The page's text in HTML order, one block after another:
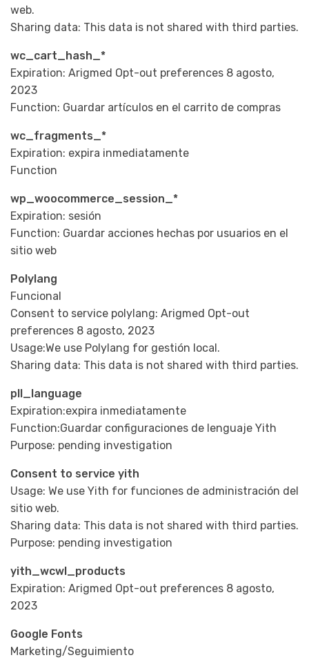
web.
Sharing data: This data is not shared with third parties.
wc_cart_hash_*
Expiration: Arigmed Opt-out preferences 8 agosto,
2023
Function: Guardar artículos en el carrito de compras
wc_fragments_*
Expiration: expira inmediatamente
Function
wp_woocommerce_session_*
Expiration: sesión
Function: Guardar acciones hechas por usuarios en el
sitio web
Polylang
Funcional
Consent to service polylang: Arigmed Opt-out
preferences 8 agosto, 2023
Usage:We use Polylang for gestión local.
Sharing data: This data is not shared with third parties.
pll_language
Expiration:expira inmediatamente
Function:Guardar configuraciones de lenguaje Yith
Purpose: pending investigation
Consent to service yith
Usage: We use Yith for funciones de administración del
sitio web.
Sharing data: This data is not shared with third parties.
Purpose: pending investigation
yith_wcwl_products
Expiration: Arigmed Opt-out preferences 8 agosto,
2023
Google Fonts
Marketing/Seguimiento